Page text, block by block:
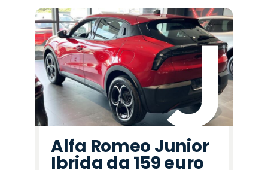
Alfa Romeo Junior
Ibrida da 159 euro